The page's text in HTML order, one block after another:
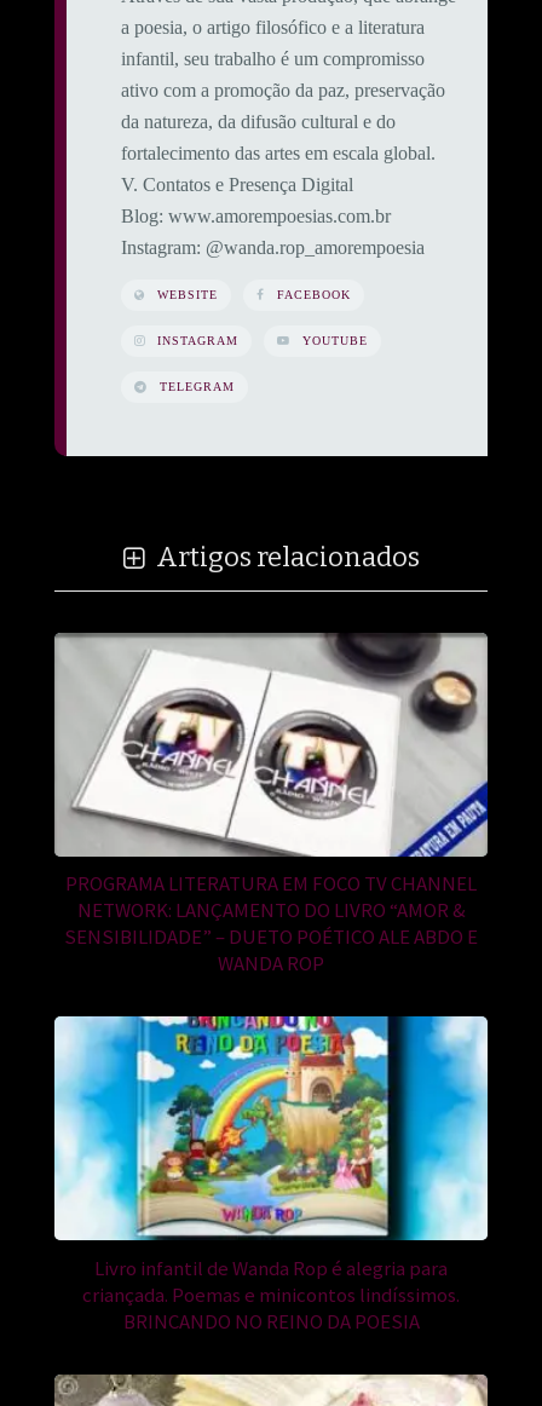
a poesia, o artigo filosófico e a literatura
infantil, seu trabalho é um compromisso
ativo com a promoção da paz, preservação
da natureza, da difusão cultural e do
fortalecimento das artes em escala global.
​V. Contatos e Presença Digital
​Blog: www.amorempoesias.com.br
​Instagram: @wanda.rop_amorempoesia
WEBSITE FACEBOOK
INSTAGRAM YOUTUBE
TELEGRAM
Artigos relacionados
PROGRAMA LITERATURA EM FOCO TV CHANNEL
NETWORK: LANÇAMENTO DO LIVRO “AMOR &
SENSIBILIDADE” – DUETO POÉTICO ALE ABDO E
WANDA ROP
Livro infantil de Wanda Rop é alegria para
criançada. Poemas e minicontos lindíssimos.
BRINCANDO NO REINO DA POESIA